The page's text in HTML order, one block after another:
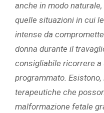
anche in modo
quelle situazioni in cui
intense da
donna durante il
consigliabile ricorrere a
programmato.
terapeutiche che
malformazione fetale